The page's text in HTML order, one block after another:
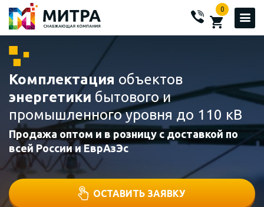
0
Комплектация объектов
энергетики бытового и
промышленного уровня до 110 кВ
Продажа оптом и в розницу с доставкой по
всей России и ЕврАзЭс
ОСТАВИТЬ ЗАЯВКУ